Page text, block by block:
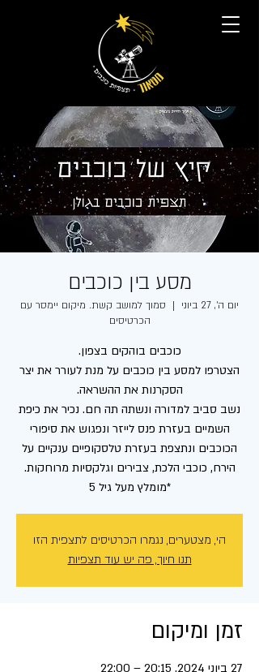
מסע בין כוכבים
יום ה׳, 27 ביוני
  |
סמוך למושב קשת. מיקום יימסר עם
הכרטיסים
הצטרפו למסע בין כוכבים על מנת לעורר את יצר
נשב סביב למדורה ונשתה תה חם. נכיר את כיפת
השמיים בעזרת פנס לייזר ונפגוש את סיפורי
הכוכבים ונתצפת בעזרת טלסקופיים ענקיים על
*מומלץ מעל גיל 5
הי, מצטערים, נגמרו הכרטיסים לתצפית הזו
תנו חיוך, פה יש עוד תצפיות
זמן ומיקום
27 ביוני 2024, 20:15 – 22:00